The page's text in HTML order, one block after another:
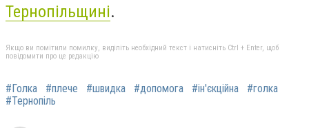
Тернопільщині.
Якщо ви помітили помилку, виділіть необхідний текст і натисніть Ctrl + Enter, щоб
повідомити про це редакцію
#Голка #плече #швидка #допомога #ін'єкційна
#голка
#Тернопіль